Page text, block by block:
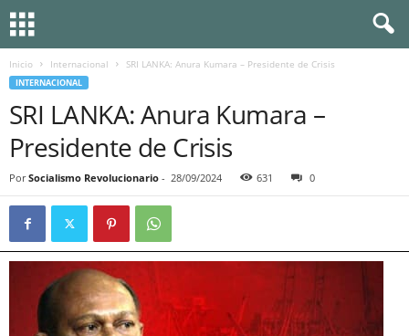
Inicio Internacional SRI LANKA: Anura Kumara – Presidente de Crisis
INTERNACIONAL
SRI LANKA: Anura Kumara –
Presidente de Crisis
Por Socialismo Revolucionario - 28/09/2024 631 0